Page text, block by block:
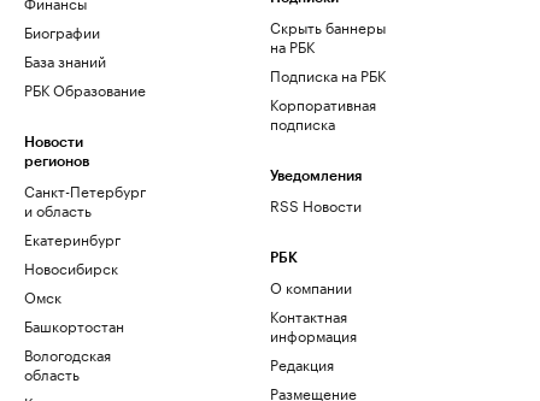
Биографии
База знаний
РБК Образование
Новости
регионов
Санкт-Петербург
и область
Екатеринбург
Новосибирск
Омск
Башкортостан
Вологодская
область
Скрыть баннеры
на РБК
Подписка на РБК
Корпоративная
подписка
Уведомления
RSS Новости
РБК
О компании
Контактная
информация
Редакция
Размещение